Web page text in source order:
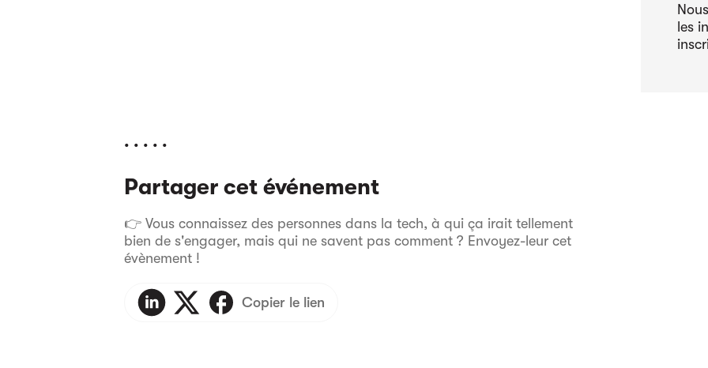
les
. . . . .
Partager cet événement
👉 Vous connaissez des personnes dans la tech, à qui ça irait tellement
bien de s'engager, mais qui ne savent pas comment ? Envoyez-leur cet
évènement !
Copier le lien